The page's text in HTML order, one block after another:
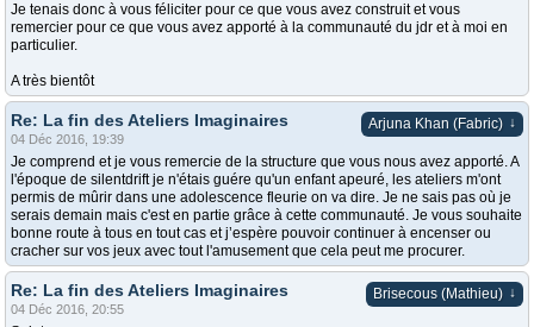
Je tenais donc à vous féliciter pour ce que vous avez construit et vous
remercier pour ce que vous avez apporté à la communauté du jdr et à moi en
particulier.
A très bientôt
Arjuna Khan (Fabric) ↓
Re: La fin des Ateliers Imaginaires
04 Déc 2016, 19:39
Je comprend et je vous remercie de la structure que vous nous avez apporté. A
l'époque de silentdrift je n'étais guére qu'un enfant apeuré, les ateliers m'ont
permis de mûrir dans une adolescence fleurie on va dire. Je ne sais pas où je
serais demain mais c'est en partie grâce à cette communauté. Je vous souhaite
bonne route à tous en tout cas et j’espère pouvoir continuer à encenser ou
cracher sur vos jeux avec tout l'amusement que cela peut me procurer.
Brisecous (Mathieu) ↓
Re: La fin des Ateliers Imaginaires
04 Déc 2016, 20:55